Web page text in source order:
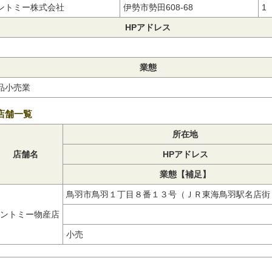
トミー株式会社 伊勢市勢田608-68 1
HPアドレス
業態
小売業
舗一覧
店舗名
所在地
HPアドレス
業態【補足】
トミー物産店
鳥羽市鳥羽１丁目８番１３号（ＪＲ東海鳥羽駅名店
小売